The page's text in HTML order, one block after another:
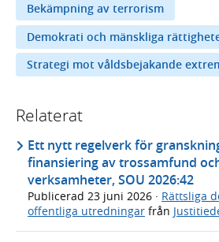
Bekämpning av terrorism
Demokrati och mänskliga
Strategi mot våldsbejakande
Relaterat
Ett nytt regelverk för
finansiering av trossamfund
verksamheter, SOU 2026:42
Publicerad 23 juni 2026 · Rättsliga
offentliga utredningar från